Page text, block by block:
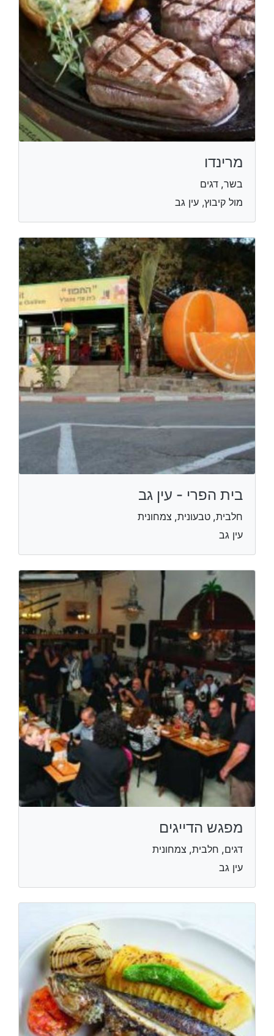
מרינדו
בשר, דגים
מול קיבוץ, עין גב
בית הפרי - עין גב
חלבית, טבעונית, צמחונית
עין גב
מפגש הדייגים
דגים, חלבית, צמחונית
עין גב